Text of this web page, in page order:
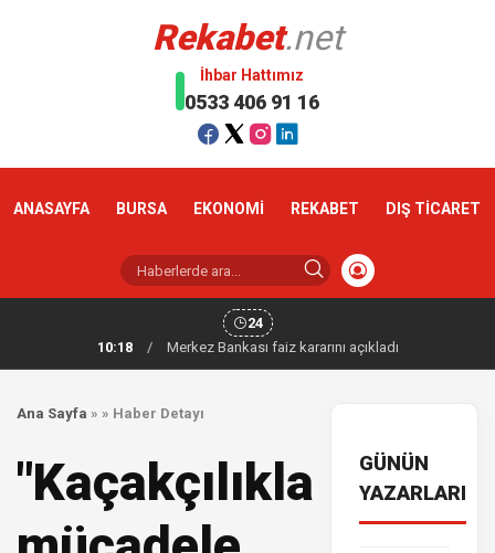
Rekabet.net
İhbar Hattımız
0533 406 91 16
ANASAYFA BURSA EKONOMİ REKABET DIŞ TİCARET
24
10:18
/ Merkez Bankası faiz kararını açıkladı
Ana Sayfa » » Haber Detayı
"Kaçakçılıkla
GÜNÜN
YAZARLARI